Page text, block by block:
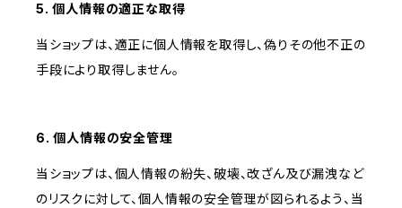
5. 個人情報の適正な取得
当ショップは、適正に個人情報を取得し、偽りその他不正の
手段により取得しません。
6. 個人情報の安全管理
当ショップは、個人情報の紛失、破壊、改ざん及び漏洩など
のリスクに対して、個人情報の安全管理が図られるよう、当